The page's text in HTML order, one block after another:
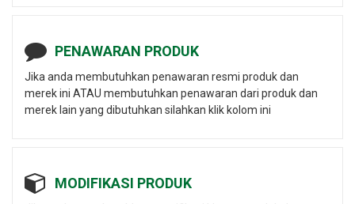
PENAWARAN PRODUK
Jika anda membutuhkan penawaran resmi produk dan
merek ini ATAU membutuhkan penawaran dari produk dan
merek lain yang dibutuhkan silahkan klik kolom ini
MODIFIKASI PRODUK